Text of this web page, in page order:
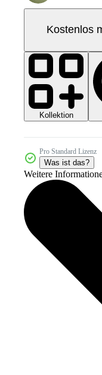
Kostenlos
Kollektion
Pro Standard Lizenz
Was ist das?
Weitere